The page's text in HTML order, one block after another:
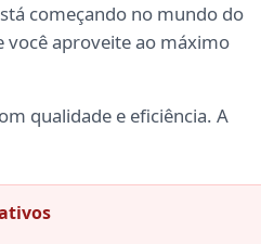
começando no mundo do
aproveite ao máximo
qualidade e eficiência. A